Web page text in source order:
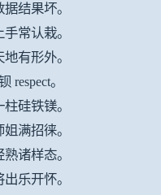
结果坏。
常认栽。
有形外。
respect。
硅铁镁。
满招徕。
诸样态。
乐开怀。